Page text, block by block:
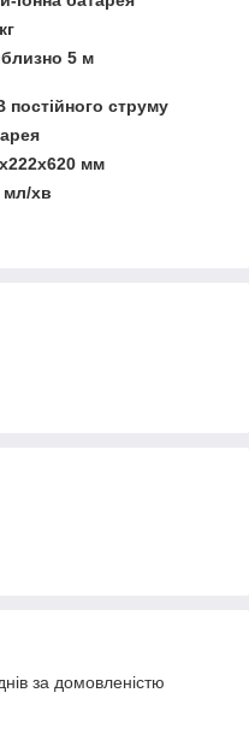
5 м
постійного струму
мм
мл/хв
за домовленістю